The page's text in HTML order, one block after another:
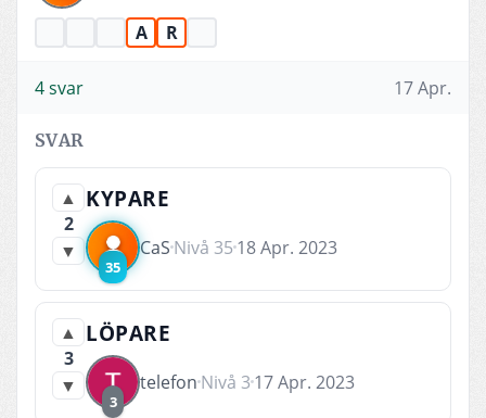
A R
4 svar 17 Apr.
SVAR
▲
2
▼
KYPARE
35
CaS Nivå 35 18 Apr. 2023
▲
3
▼
LÖPARE
3
telefon Nivå 3 17 Apr. 2023